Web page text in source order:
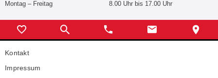
Montag – Freitag
8.00 Uhr bis 17.00 Uhr
Kontakt
Impressum